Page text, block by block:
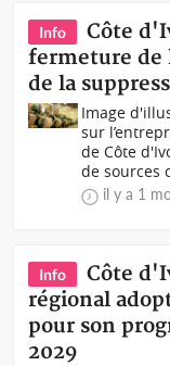
Info
Côte
fermeture de
de la
Image
sur
de Côte
de sources
il y a 1
Info
Côte
régional
pour son
2029